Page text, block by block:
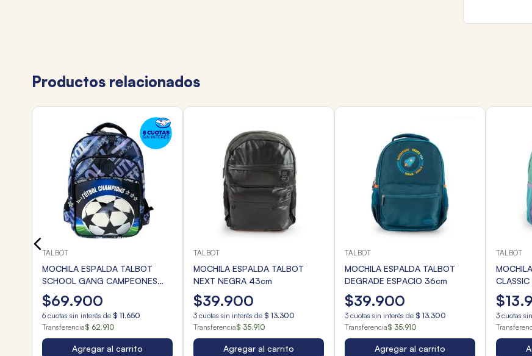
Productos relacionados
TALBOT
MOCHILA ESPALDA TALBOT
SCHOOL GANG CAMPEONES
46cm
$69.900
6 cuotas sin interés de $ 11.650
Transferencia$ 62.910
Agregar al carrito
TALBOT
MOCHILA ESPALDA TALBOT
NEXT NEGRA 43cm
$39.900
3 cuotas sin interés de $ 13.300
Transferencia$ 35.910
Agregar al carrito
TALBOT
MOCHILA ESPALDA TALBOT
DEGRADE ESPACIO 36cm
$39.900
3 cuotas sin interés de $ 13.300
Transferencia$ 35.910
Agregar al carrito
TALBOT
$13.
3 cuotas